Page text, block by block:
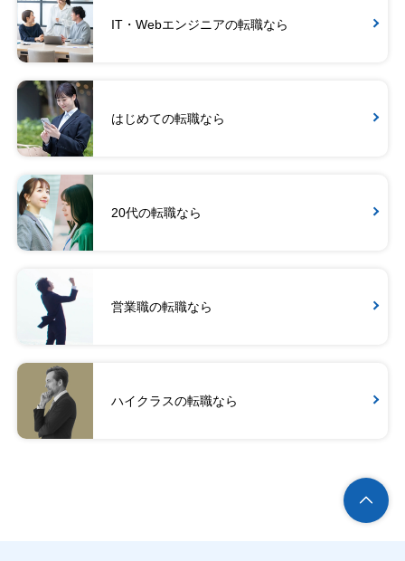
IT・Webエンジニアの転職なら
はじめての転職なら
20代の転職なら
営業職の転職なら
ハイクラスの転職なら